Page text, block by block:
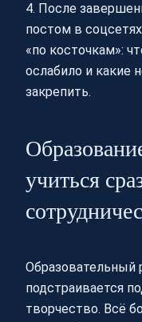
4. После
постом в
«по косточкам»:
ослабило и какие
закрепить.
учиться
Образовательный
подстраивается
творчество. Всё